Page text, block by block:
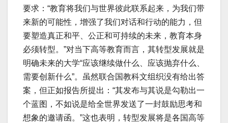
要求：“教育将我们与世界彼此联系起来，为我们带
来新的可能性，增强了我们对话和行动的能力，但
要塑造真正和平、公正和可持续的未来，教育本身
必须转型。”对当下高等教育而言，其转型发展就是
明确未来的大学“应该继续做什么、应该抛弃什么、
需要创新什么”。虽然联合国教科文组织没有给出答
案，但正如报告所提出：“其发布与其说是勾勒出一
个蓝图，不如说是给全世界发送了一封鼓励思考和
想象的邀请函。”这也表明，转型发展将是各国高等